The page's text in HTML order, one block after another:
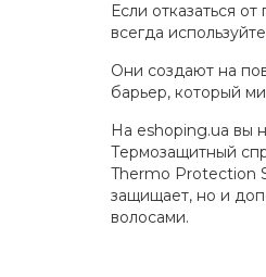
Если отказаться
всегда используйте
Они создают на
барьер, который
На eshoping.ua вы
Термозащитный
Thermo Protection
защищает, но и
волосами.